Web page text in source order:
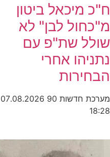
ח"כ מיכאל ביטון
מ"כחול לבן" לא
שולל שת"פ עם
נתניהו אחרי
הבחירות
מערכת חדשות 90
07.08.2026
18:28